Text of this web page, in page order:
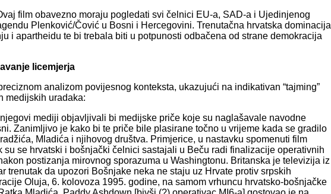
film obavezno moraju pogledati svi čelnici EU-a, SAD-a i Ujedinjenog
Plenković/Čović u Bosni i Hercegovini. Trenutačna hrvatska dominacija
i apartheidu te bi trebala biti u potpunosti odbačena od strane demokracija
licemjerja
analizom povijesnog konteksta, ukazujući na indikativan “tajming”
medijskih uradaka:
mediji objavljivali bi medijske priče koje su naglašavale navodne
Zanimljivo je kako bi te priče bile plasirane točno u vrijeme kada se gradilo
Mladića i njihovog društva. Primjerice, u nastavku spomenuti film
su se hrvatski i bošnjački čelnici sastajali u Beču radi finalizacije operativnih
postizanja mirovnog sporazuma u Washingtonu. Britanska je televizija iz
trenutak da upozori Bošnjake neka ne staju uz Hrvate protiv srpskih
Oluja, 6. kolovoza 1995. godine, na samom vrhuncu hrvatsko-bošnjačke